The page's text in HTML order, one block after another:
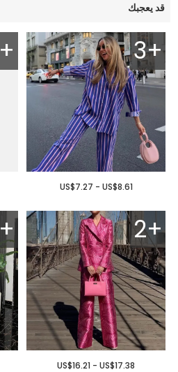
قد يعجبك
3+
US$7.27 - US$8.61
2+
US$16.21 - US$17.38